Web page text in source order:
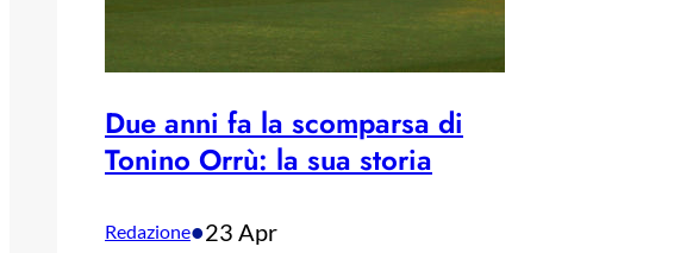
Due anni fa la scomparsa di
Tonino Orrù: la sua storia
Redazione•23 Apr